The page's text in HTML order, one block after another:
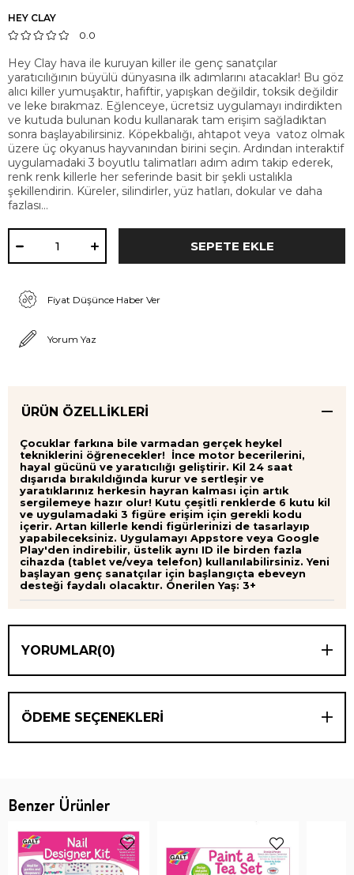
HEY CLAY
0.0
Hey Clay hava ile kuruyan killer ile genç sanatçılar
yaratıcılığının büyülü dünyasına ilk adımlarını atacaklar! Bu göz
alıcı killer yumuşaktır, hafiftir, yapışkan değildir, toksik değildir
ve leke bırakmaz. Eğlenceye, ücretsiz uygulamayı indirdikten
ve kutuda bulunan kodu kullanarak tam erişim sağladıktan
sonra başlayabilirsiniz. Köpekbalığı, ahtapot veya vatoz olmak
üzere üç okyanus hayvanından birini seçin. Ardından interaktif
uygulamadaki 3 boyutlu talimatları adım adım takip ederek,
renk renk killerle her seferinde basit bir şekli ustalıkla
şekillendirin. Küreler, silindirler, yüz hatları, dokular ve daha
fazlası...
Fiyat Düşünce Haber Ver
Yorum Yaz
ÜRÜN ÖZELLIKLERI
Çocuklar farkına bile varmadan gerçek heykel
tekniklerini öğrenecekler! İnce motor becerilerini,
hayal gücünü ve yaratıcılığı geliştirir. Kil 24 saat
dışarıda bırakıldığında kurur ve sertleşir ve
yaratıklarınız herkesin hayran kalması için artık
sergilemeye hazır olur! Kutu çeşitli renklerde 6 kutu kil
ve uygulamadaki 3 figüre erişim için gerekli kodu
içerir. Artan killerle kendi figürlerinizi de tasarlayıp
yapabileceksiniz. Uygulamayı Appstore veya Google
Play'den indirebilir, üstelik aynı ID ile birden fazla
cihazda (tablet ve/veya telefon) kullanılabilirsiniz. Yeni
başlayan genç sanatçılar için başlangıçta ebeveyn
desteği faydalı olacaktır. Önerilen Yaş: 3+
YORUMLAR(0)
ÖDEME SEÇENEKLERI
Benzer Ürünler